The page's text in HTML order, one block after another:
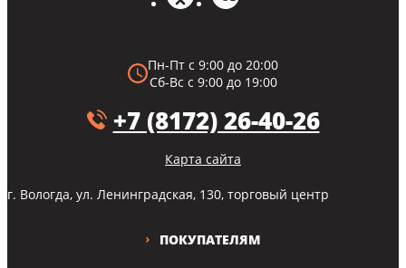
ПОКУПАТЕЛЯМ
Пн-Пт с 9:00 до 20:00
Сб-Вс с 9:00 до 19:00
+7 (8172) 26-40-26
Карта сайта
г. Вологда, ул. Ленинградская, 130, торговый центр